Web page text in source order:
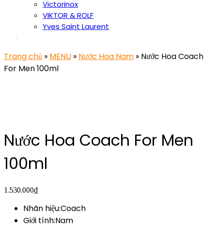
Victorinox
VIKTOR & ROLF
Yves Saint Laurent
Trang chủ » MENU » Nước Hoa Nam » Nước Hoa Coach
For Men 100ml
Nước Hoa Coach For Men
100ml
1.530.000₫
Nhãn hiệu:Coach
Giới tính:Nam